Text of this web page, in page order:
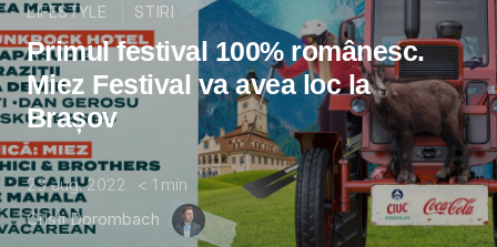
LIFESTYLE STIRI
Primul festival 100% românesc.
Miez Festival va avea loc la
Brașov
23 aug. 2022 < 1 min
Cristi Dorombach